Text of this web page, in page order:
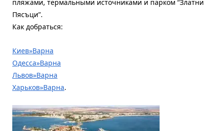
пляжами, термальными источниками и парком “Златни
Пясъци”.
Как добраться:
Киев»Варна
Одесса»Варна
Львов»Варна
Харьков»Варна.